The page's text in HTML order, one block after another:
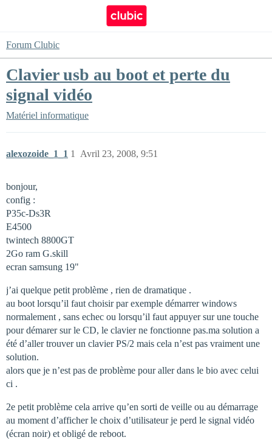
Forum Clubic
Clavier usb au boot et perte du
signal vidéo
Matériel informatique
alexozoide_1_1 Avril 23, 2008, 9:51
1
bonjour,
config :
P35c-Ds3R
E4500
twintech 8800GT
2Go ram G.skill
ecran samsung 19"
j’ai quelque petit problème , rien de dramatique .
au boot lorsqu’il faut choisir par exemple démarrer windows
normalement , sans echec ou lorsqu’il faut appuyer sur une touche
pour démarer sur le CD, le clavier ne fonctionne pas.ma solution a
été d’aller trouver un clavier PS/2 mais cela n’est pas vraiment une
solution.
alors que je n’est pas de problème pour aller dans le bio avec celui
ci .
2e petit problème cela arrive qu’en sorti de veille ou au démarrage
au moment d’afficher le choix d’utilisateur je perd le signal vidéo
(écran noir) et obligé de reboot.